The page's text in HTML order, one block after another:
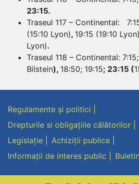
23:15.
Traseul 117 – Continental:
(15:10 Lyon), 19:15 (19:10 Lyon)
Lyon).
Traseul 118 – Continental: 7:15;
Bilstein), 18:50; 19:15; 23:15 (
Regulamente și politici
Drepturile si obligațiile călătorilor
Legislație
Achiziții publice
Informații de interes public